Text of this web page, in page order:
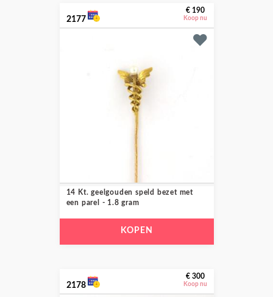
2177
€ 190
Koop nu
14 Kt. geelgouden speld bezet met
een parel - 1.8 gram
KOPEN
2178
€ 300
Koop nu